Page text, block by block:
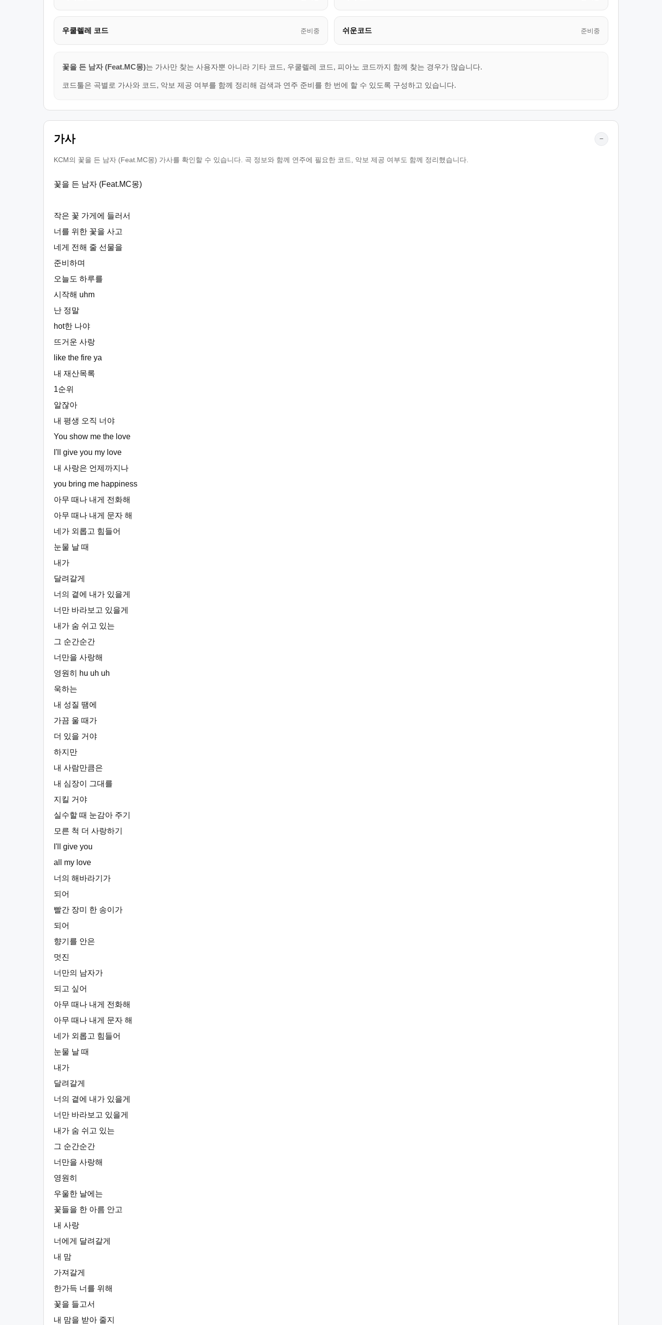
우쿨렐레 코드 준비중 쉬운코드 준비중
꽃을 든 남자 (Feat.MC몽)는 가사만 찾는 사용자뿐 아니라 기타 코드, 우쿨렐레 코드, 피아노 코드까지 함께 찾는 경우가 많습니다.
코드툴은 곡별로 가사와 코드, 악보 제공 여부를 함께 정리해 검색과 연주 준비를 한 번에 할 수 있도록 구성하고 있습니다.
가사 −
KCM의 꽃을 든 남자 (Feat.MC몽) 가사를 확인할 수 있습니다. 곡 정보와 함께 연주에 필요한 코드, 악보 제공 여부도 함께 정리했습니다.
꽃을 든 남자 (Feat.MC몽)
작은 꽃 가게에 들러서
너를 위한 꽃을 사고
네게 전해 줄 선물을
준비하며
오늘도 하루를
시작해 uhm
난 정말
hot한 나야
뜨거운 사랑
like the fire ya
내 재산목록
1순위
알잖아
내 평생 오직 너야
You show me the love
I'll give you my love
내 사랑은 언제까지나
you bring me happiness
아무 때나 내게 전화해
아무 때나 내게 문자 해
네가 외롭고 힘들어
눈물 날 때
내가
달려갈게
너의 곁에 내가 있을게
너만 바라보고 있을게
내가 숨 쉬고 있는
그 순간순간
너만을 사랑해
영원히 hu uh uh
욱하는
내 성질 땜에
가끔 울 때가
더 있을 거야
하지만
내 사람만큼은
내 심장이 그대를
지킬 거야
실수할 때 눈감아 주기
모른 척 더 사랑하기
I'll give you
all my love
너의 해바라기가
되어
빨간 장미 한 송이가
되어
향기를 안은
멋진
너만의 남자가
되고 싶어
아무 때나 내게 전화해
아무 때나 내게 문자 해
네가 외롭고 힘들어
눈물 날 때
내가
달려갈게
너의 곁에 내가 있을게
너만 바라보고 있을게
내가 숨 쉬고 있는
그 순간순간
너만을 사랑해
영원히
우울한 날에는
꽃들을 한 아름 안고
내 사랑
너에게 달려갈게
내 맘
가져갈게
한가득 너를 위해
꽃을 들고서
내 맘을 받아 줄지